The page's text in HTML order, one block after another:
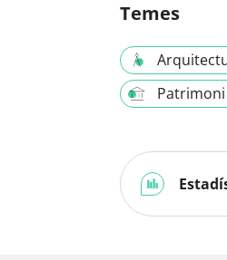
Temes